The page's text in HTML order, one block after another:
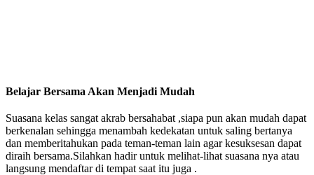
Belajar Bersama Akan Menjadi Mudah
Suasana kelas sangat akrab bersahabat ,siapa pun akan mudah dapat
berkenalan sehingga menambah kedekatan untuk saling bertanya
dan memberitahukan pada teman-teman lain agar kesuksesan dapat
diraih bersama.Silahkan hadir untuk melihat-lihat suasana nya atau
langsung mendaftar di tempat saat itu juga .